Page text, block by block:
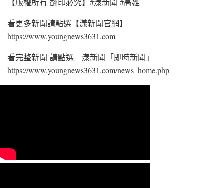
【版權所有 翻印必究】#漾新聞 #高雄
看更多新聞請點選【漾新聞官網】
https://www.youngnews3631.com⁠
看完整新聞 請點選 漾新聞「即時新聞」
https://www.youngnews3631.com/news_home.php⁠